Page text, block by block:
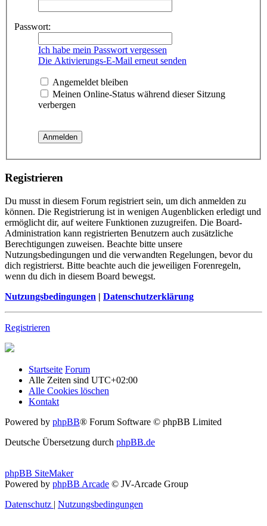
Passwort:
Ich habe mein Passwort vergessen
Die Aktivierungs-E-Mail erneut senden
Angemeldet bleiben
Meinen Online-Status während dieser Sitzung
verbergen
Registrieren
Du musst in diesem Forum registriert sein, um dich anmelden zu
können. Die Registrierung ist in wenigen Augenblicken erledigt und
ermöglicht dir, auf weitere Funktionen zuzugreifen. Die Board-
Administration kann registrierten Benutzern auch zusätzliche
Berechtigungen zuweisen. Beachte bitte unsere
Nutzungsbedingungen und die verwandten Regelungen, bevor du
dich registrierst. Bitte beachte auch die jeweiligen Forenregeln,
wenn du dich in diesem Board bewegst.
Nutzungsbedingungen | Datenschutzerklärung
Registrieren
Startseite Forum
Alle Zeiten sind UTC+02:00
Alle Cookies löschen
Kontakt
Powered by phpBB® Forum Software © phpBB Limited
Deutsche Übersetzung durch phpBB.de
phpBB SiteMaker
Powered by phpBB Arcade © JV-Arcade Group
Datenschutz | Nutzungsbedingungen